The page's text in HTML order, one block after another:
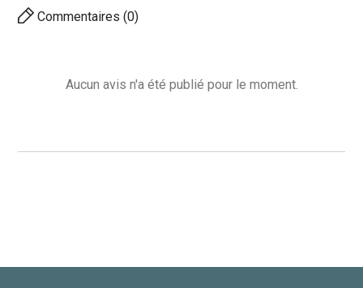
Commentaires (0)
Aucun avis n'a été publié pour le moment.